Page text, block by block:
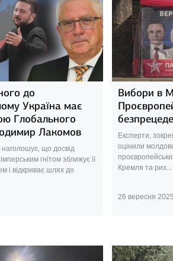
до
Україна має
Глобального
Лакомов
що досвід
гнітом зближує її
і відкриває шлях до
Вибори в
Експерти,
оцінили
Кремля та риз...
26 вересня 2025